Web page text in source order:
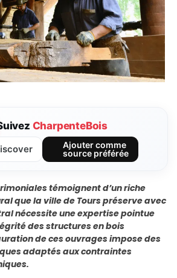
CharpenteBois
Ajouter comme
source préférée
témoignent d’un riche
que la ville de Tours préserve avec
nécessite une expertise pointue
des structures en bois
de ces ouvrages impose des
adaptés aux contraintes